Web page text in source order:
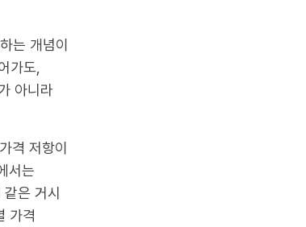
는 개념이
가도,
아니라
격 저항이
서는
은 거시
가격